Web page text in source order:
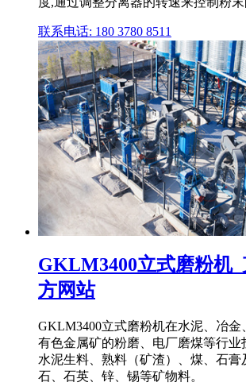
联系电话: 180 3780 8511
GKLM3400立式磨粉机
方网站
GKLM3400立式磨粉机在水泥、冶金
有色金属矿的粉磨、电厂磨煤等行业
水泥生料、熟料（矿渣）、煤、石膏
石、石英、锌、锡等矿物料。